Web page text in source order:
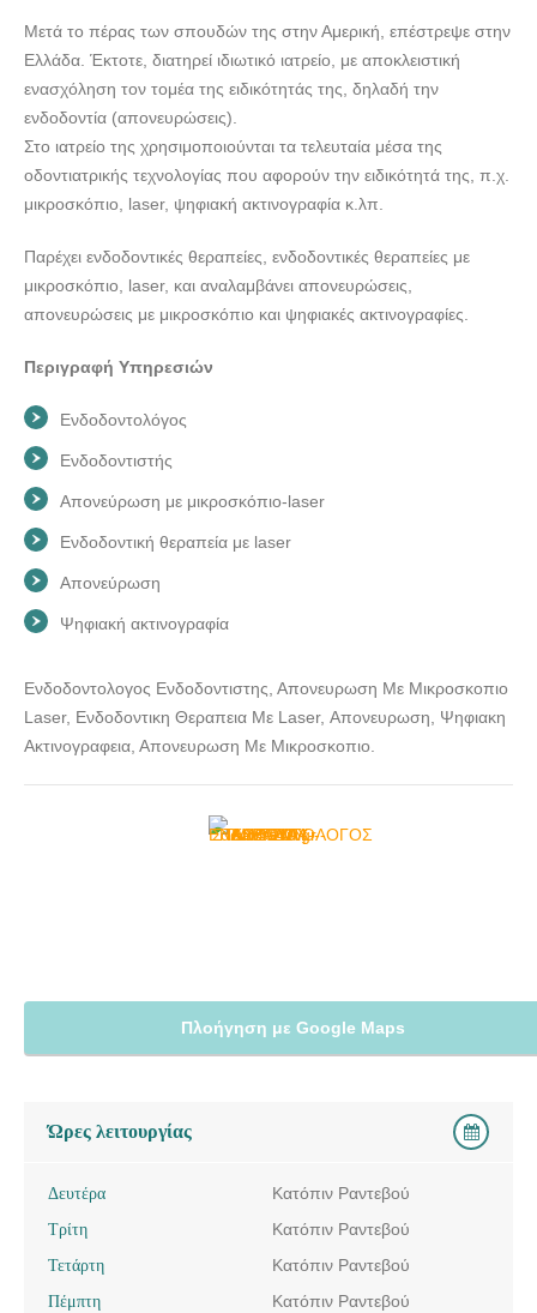
Μετά το πέρας των σπουδών της στην Αμερική, επέστρεψε στην
Ελλάδα. Έκτοτε, διατηρεί ιδιωτικό ιατρείο, με αποκλειστική
ενασχόληση τον τομέα της ειδικότητάς της, δηλαδή την
ενδοδοντία (απονευρώσεις).
Στο ιατρείο της χρησιμοποιούνται τα τελευταία μέσα της
οδοντιατρικής τεχνολογίας που αφορούν την ειδικότητά της, π.χ.
μικροσκόπιο, laser, ψηφιακή ακτινογραφία κ.λπ.
Παρέχει ενδοδοντικές θεραπείες, ενδοδοντικές θεραπείες με
μικροσκόπιο, laser, και αναλαμβάνει απονευρώσεις,
απονευρώσεις με μικροσκόπιο και ψηφιακές ακτινογραφίες.
Περιγραφή Υπηρεσιών
Ενδοδοντολόγος
Ενδοδοντιστής
Απονεύρωση με μικροσκόπιο-laser
Ενδοδοντική θεραπεία με laser
Απονεύρωση
Ψηφιακή ακτινογραφία
Ενδοδοντολογος Ενδοδοντιστης, Απονευρωση Με Μικροσκοπιο
Laser, Ενδοδοντικη Θεραπεια Με Laser, Απονευρωση, Ψηφιακη
Ακτινογραφεια, Απονευρωση Με Μικροσκοπιο.
Πλοήγηση με Google Maps
Ώρες λειτουργίας
Δευτέρα
Κατόπιν Ραντεβού
Τρίτη
Κατόπιν Ραντεβού
Τετάρτη
Κατόπιν Ραντεβού
Πέμπτη
Κατόπιν Ραντεβού